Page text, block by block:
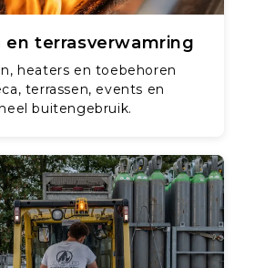
en terrasverwamring
heaters en toebehoren
terrassen, events en
buitengebruik.